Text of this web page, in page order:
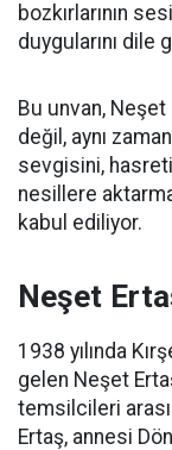
bozkırlarının
duygularını dile
Bu unvan, Neşet
değil, aynı
sevgisini,
nesillere
kabul ediliyor.
Neşet
1938 yılında
gelen Neşet
temsilcileri
Ertaş, annesi